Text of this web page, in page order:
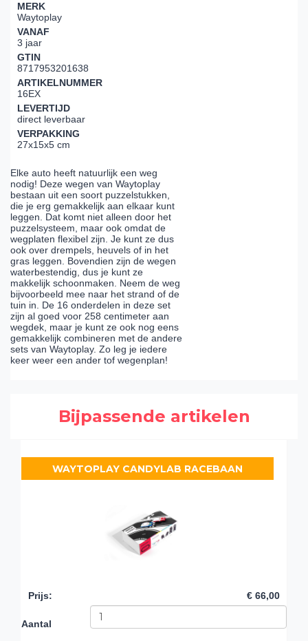
MERK
Waytoplay
VANAF
3 jaar
GTIN
8717953201638
ARTIKELNUMMER
16EX
LEVERTIJD
direct leverbaar
VERPAKKING
27x15x5 cm
Elke auto heeft natuurlijk een weg
nodig! Deze wegen van Waytoplay
bestaan uit een soort puzzelstukken,
die je erg gemakkelijk aan elkaar kunt
leggen. Dat komt niet alleen door het
puzzelsysteem, maar ook omdat de
wegplaten flexibel zijn. Je kunt ze dus
ook over drempels, heuvels of in het
gras leggen. Bovendien zijn de wegen
waterbestendig, dus je kunt ze
makkelijk schoonmaken. Neem de weg
bijvoorbeeld mee naar het strand of de
tuin in. De 16 onderdelen in deze set
zijn al goed voor 258 centimeter aan
wegdek, maar je kunt ze ook nog eens
gemakkelijk combineren met de andere
sets van Waytoplay. Zo leg je iedere
keer weer een ander tof wegenplan!
Bijpassende artikelen
WAYTOPLAY CANDYLAB RACEBAAN
Prijs: € 66,00
Aantal